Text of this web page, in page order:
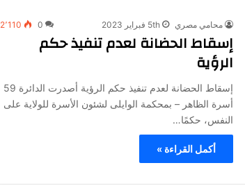
محامي مصري 5th فبراير 2023 0 2٬110
إسقاط الحضانة لعدم تنفيذ حكم
الرؤية
إسقاط الحضانة لعدم تنفيذ حكم الرؤية أصدرت الدائرة 59
أسرة الظاهر – بمحكمة الوايلى لشئون الأسرة للولاية على
النفس، حكمًا…
أكمل القراءة »